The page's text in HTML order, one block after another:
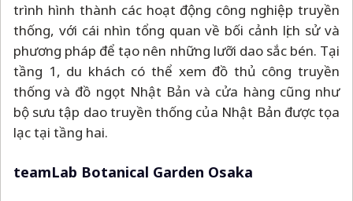
trình hình thành các hoạt động công nghiệp truyền
thống, với cái nhìn tổng quan về bối cảnh lịch sử và
phương pháp để tạo nên những lưỡi dao sắc bén. Tại
tầng 1, du khách có thể xem đồ thủ công truyền
thống và đồ ngọt Nhật Bản và cửa hàng cũng như
bộ sưu tập dao truyền thống của Nhật Bản được tọa
lạc tại tầng hai.
teamLab Botanical Garden Osaka